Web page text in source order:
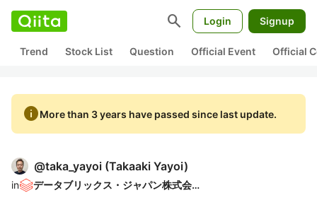
search Login Signup
Trend Stock List Question Official Event Official
infoMore than 3 years have passed since last update.
@taka_yayoi (Takaaki Yayoi)
in データブリックス・ジャパン株式会社